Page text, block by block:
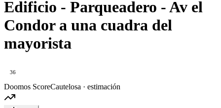
Edificio - Parqueadero - Av el
Condor a una cuadra del
mayorista
36
Doomos ScoreCautelosa · estimación